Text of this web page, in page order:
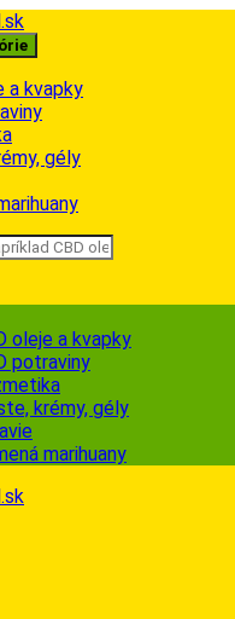
a kvapky
gély
oleje a kvapky
potraviny
krémy, gély
marihuany